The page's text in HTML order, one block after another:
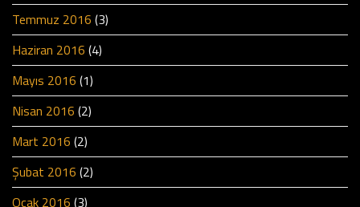
Temmuz 2016 (3)
Haziran 2016 (4)
Mayıs 2016 (1)
Nisan 2016 (2)
Mart 2016 (2)
Şubat 2016 (2)
Ocak 2016 (3)